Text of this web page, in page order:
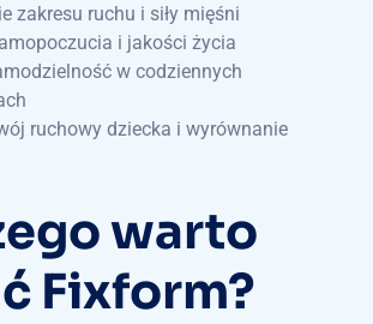
zakresu ruchu i siły mięśni
i jakości życia
w codziennych
ruchowy dziecka i wyrównanie
warto
Fixform?